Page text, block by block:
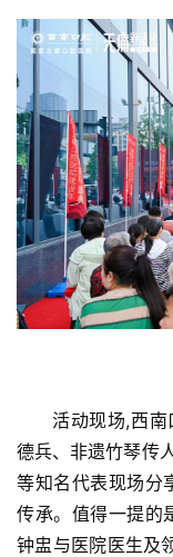
活动现场,西
德兵、非遗竹琴传
等知名代表现场分
传承。值得一提的
钟盅与医院医生及